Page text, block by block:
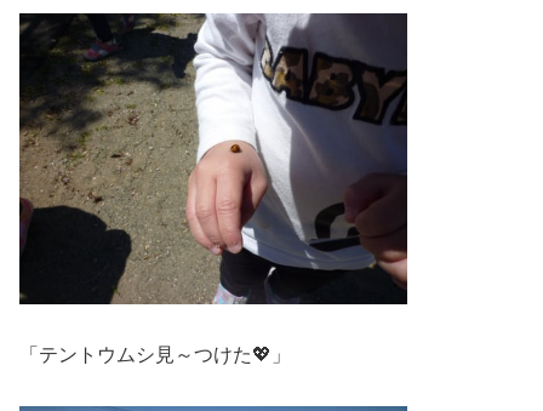
「テントウムシ見～つけた💖」